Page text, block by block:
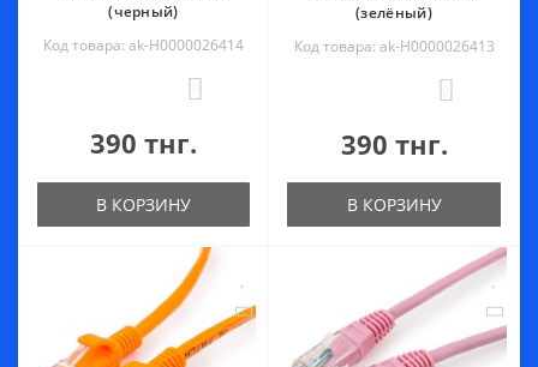
(черный)
Код товара: ak-Н0000026414
390 тнг.
В КОРЗИНУ
(зелёный)
Код товара: ak-Н0000026413
390 тнг.
В КОРЗИНУ